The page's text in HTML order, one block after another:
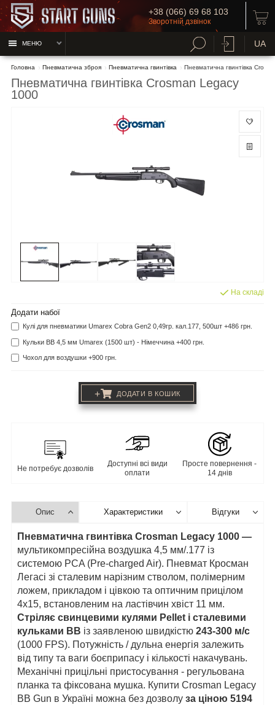
+38 (066) 69 68 103
Зворотній дзвінок
МЕНЮ UA
Головна Пневматична зброя Пневматична гвинтівка Пневматична гвинтівка
Пневматична гвинтівка Crosman Legacy
1000
На складі
Додати набої
Кулі для пневматики Umarex Cobra Gen2 0,49гр. кал.177, 500шт +486 грн.
Кульки BB 4,5 мм Umarex (1500 шт) - Німеччина +400 грн.
Чохол для воздушки +900 грн.
+ ДОДАТИ В КОШИК
Не потребує дозволів
Доступні всі види
оплати
Просте повернення -
14 днів
Опис Характеристики Відгуки
Пневматична гвинтівка Crosman Legacy 1000 —
мультикомпресійна воздушка 4,5 мм/.177 із
системою PCA (Pre-charged Air). Пневмат Кросман
Легасі зі сталевим нарізним стволом, полімерним
ложем, прикладом і цівкою та оптичним прицілом
4х15, встановленим на ластівчин хвіст 11 мм.
Стріляє свинцевими кулями Pellet і сталевими
кульками BB із заявленою швидкістю 243-300 м/с
(1000 FPS). Потужність / дульна енергія залежить
від типу та ваги боєприпасу і кількості накачувань.
Механічні прицільні пристосування - регульована
планка та фіксована мушка. Купити Crosman Legacy
BB Gun в Україні можна без дозволу за ціною 5194